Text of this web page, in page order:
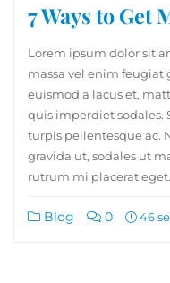
7 Ways to Get
Lorem ipsum dolor sit
massa vel enim feugiat
euismod a lacus et,
quis imperdiet sodales.
turpis pellentesque ac.
gravida ut, sodales ut
rutrum mi placerat
Blog 0 46